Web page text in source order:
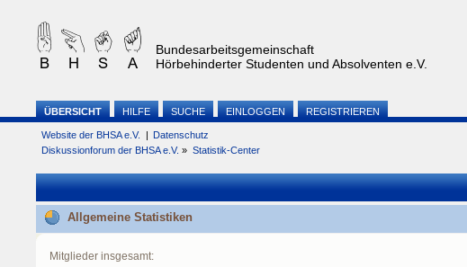
Bundesarbeitsgemeinschaft
Hörbehinderter Studenten und Absolventen e.V.
ÜBERSICHT HILFE SUCHE EINLOGGEN REGISTRIEREN
Website der BHSA e.V. | Datenschutz
Diskussionforum der BHSA e.V. » Statistik-Center
Allgemeine Statistiken
Mitglieder insgesamt: